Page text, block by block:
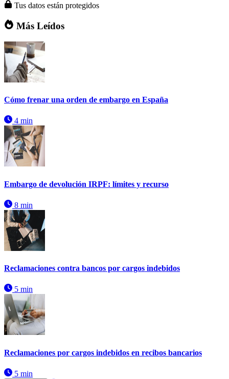
Tus datos están protegidos
Más Leídos
Cómo frenar una orden de embargo en España
4 min
Embargo de devolución IRPF: límites y recurso
8 min
Reclamaciones contra bancos por cargos indebidos
5 min
Reclamaciones por cargos indebidos en recibos bancarios
5 min